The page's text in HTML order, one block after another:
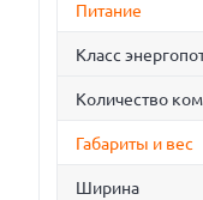
Питание
Класс
Количество
Габариты и вес
Ширина